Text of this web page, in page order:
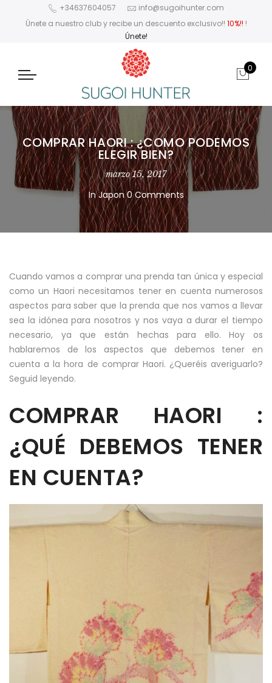
+34637604057
info@sugoihunter.com
Únete a nuestro club y recibe un descuento exclusivo!! 10%!! !
Únete!
0
COMPRAR HAORI : ¿COMO PODEMOS
ELEGIR BIEN?
marzo 15, 2017
InJapon 0 Comments
Cuando vamos a comprar una prenda tan única y especial
como un Haori necesitamos tener en cuenta numerosos
aspectos para saber que la prenda que nos vamos a llevar
sea la idónea para nosotros y nos vaya a durar el tiempo
necesario, ya que están hechas para ello. Hoy os
hablaremos de los aspectos que debemos tener en
cuenta a la hora de comprar Haori. ¿Queréis averiguarlo?
Seguid leyendo.
COMPRAR HAORI :
¿QUÉ DEBEMOS TENER
EN CUENTA?